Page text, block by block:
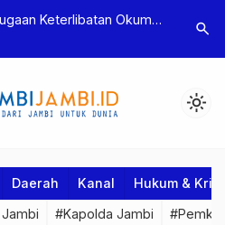
Keterlibatan Okum
Pas Jambi Dukung
Bawa
Tanjab
search
light_mode
Daerah Kanal Hukum &
#Kapolda Jambi